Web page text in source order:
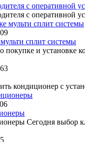
с оперативной
с оперативной
сплит системы
покупке и
кондиционер с
Сегодня выбор